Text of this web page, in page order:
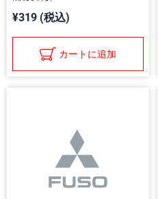
¥319 (税込)
カートに追加